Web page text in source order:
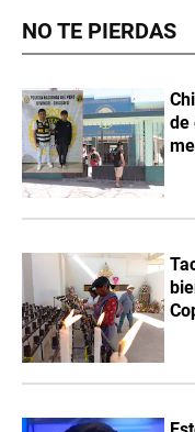
NO TE PIERDAS
de